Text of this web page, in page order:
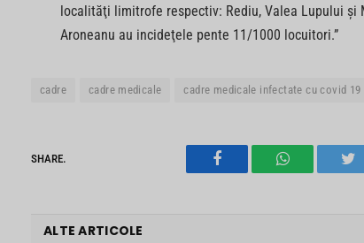
localităţi limitrofe respectiv: Rediu, Valea Lupului şi
Aroneanu au incideţele pente 11/1000 locuitori.”
cadre cadre medicale cadre medicale infectate cu covid 19
SHARE.
Facebook WhatsApp
ALTE ARTICOLE